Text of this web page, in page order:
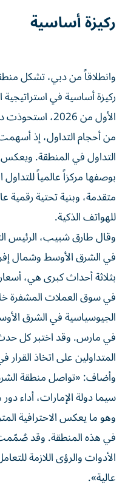
ركيزة أساسية
وانطلاقاً من دبي، تشكل
ركيزة أساسية في استراتيجية
الأول من 2026،
التداول في المنطقة. ويعكس
بوصفها مركزاً عالمياً
متقدمة، وبنية تحتية رقمية
للهواتف الذكية.
وقال طارق شبيب، الرئيس
بثلاثة أحداث كبرى هي،
في سوق العملات المشفرة
الجيوسياسية في الشرق
في مارس. وقد اختبر كل
المتداولين على اتخاذ
وأضاف: «تواصل منطقة
سيما دولة الإمارات، أداء
وهو ما يعكس الاحترافية
في هذه المنطقة. وقد
الأدوات والرؤى اللازمة
عالية».